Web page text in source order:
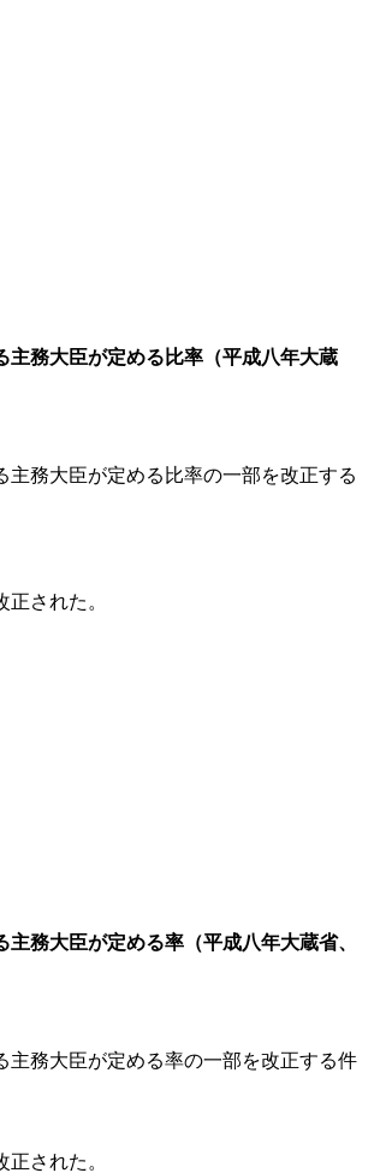
務大臣が定める比率（平成八年大蔵
務大臣が定める比率の一部を改正する
された。
務大臣が定める率（平成八年大蔵省、
務大臣が定める率の一部を改正する件
された。